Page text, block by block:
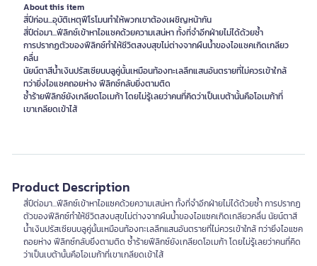
About this item
สี่ปีก่อน...อุบัติเหตุฟีโรโมนทำให้พวกเขาต้องเผชิญหน้ากัน
สี่ปีต่อมา...ฟีลิกซ์เข้าหาไอแซคด้วยความเสน่หา ทั้งที่จำอีกฝ่ายไม่ได้ด้วยซ้ำ
การปรากฏตัวของฟีลิกซ์ทำให้ชีวิตสงบสุขไม่ต่างจากผืนน้ำของไอแซคเกิดเกลียว
คลื่น
นัยน์ตาสีน้ำเงินปรัสเซียนบลูคู่นั้นเหมือนท้องทะเลลึกแสนอันตรายที่ไม่ควรเข้าใกล้
ทว่ายิ่งไอแซคถอยห่าง ฟีลิกซ์กลับยิ่งตามติด
ซ้ำร้ายฟีลิกซ์ยังเกลียดโอเมก้า โดยไม่รู้เลยว่าคนที่คิดว่าเป็นเบต้านั้นคือโอเมก้าที่
เขาเกลียดเข้าไส้
Product Description
สี่ปีต่อมา...ฟีลิกซ์เข้าหาไอแซคด้วยความเสน่หา ทั้งที่จำอีกฝ่ายไม่ได้ด้วยซ้ำ การปรากฏ
ตัวของฟีลิกซ์ทำให้ชีวิตสงบสุขไม่ต่างจากผืนน้ำของไอแซคเกิดเกลียวคลื่น นัยน์ตาสี
น้ำเงินปรัสเซียนบลูคู่นั้นเหมือนท้องทะเลลึกแสนอันตรายที่ไม่ควรเข้าใกล้ ทว่ายิ่งไอแซค
ถอยห่าง ฟีลิกซ์กลับยิ่งตามติด ซ้ำร้ายฟีลิกซ์ยังเกลียดโอเมก้า โดยไม่รู้เลยว่าคนที่คิด
ว่าเป็นเบต้านั้นคือโอเมก้าที่เขาเกลียดเข้าไส้